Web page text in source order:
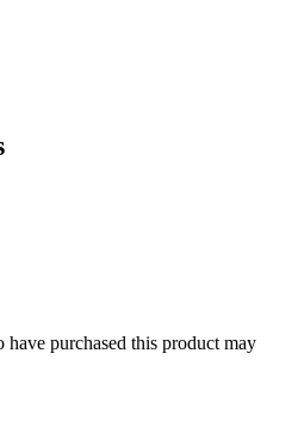
purchased this product may